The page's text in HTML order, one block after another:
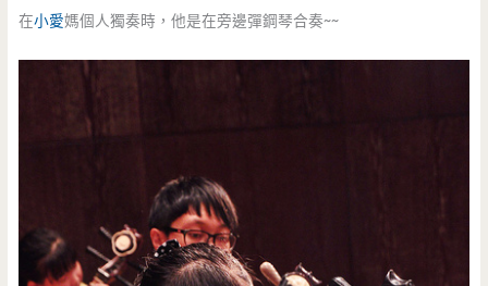
在小愛媽個人獨奏時，他是在旁邊彈鋼琴合奏~~